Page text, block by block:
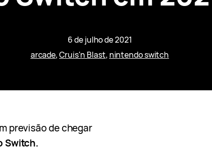
6 de julho de 2021
arcade, Cruis'n Blast, nintendo switch
previsão de chegar
Switch.